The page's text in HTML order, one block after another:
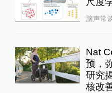
脑声常
Nat
预，
研究
核改